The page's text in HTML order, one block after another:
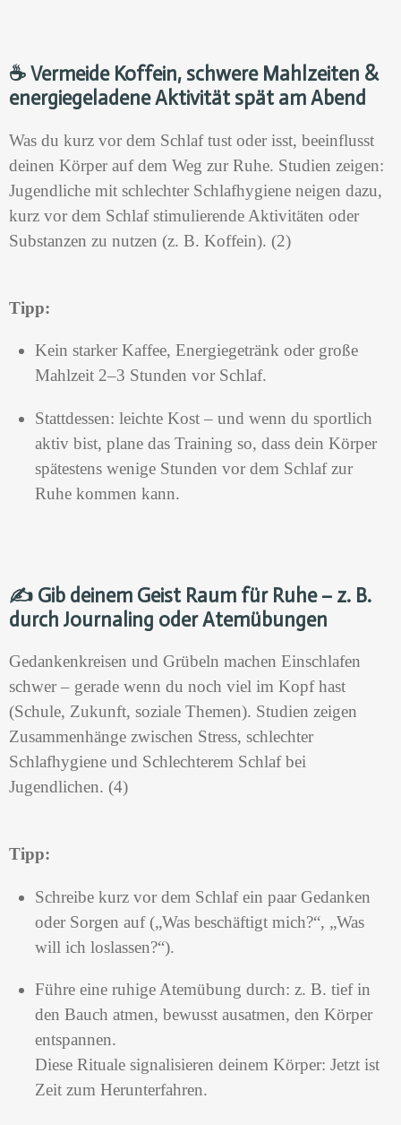
☕Vermeide Koffein, schwere Mahlzeiten &
energiegeladene Aktivität spät am Abend
Was du kurz vor dem Schlaf tust oder isst, beeinflusst
deinen Körper auf dem Weg zur Ruhe. Studien zeigen:
Jugendliche mit schlechter Schlafhygiene neigen dazu,
kurz vor dem Schlaf stimulierende Aktivitäten oder
Substanzen zu nutzen (z. B. Koffein). (2)
Tipp:
Kein starker Kaffee, Energiegetränk oder große
Mahlzeit 2–3 Stunden vor Schlaf.
Stattdessen: leichte Kost – und wenn du sportlich
aktiv bist, plane das Training so, dass dein Körper
spätestens wenige Stunden vor dem Schlaf zur
Ruhe kommen kann.
✍️ Gib deinem Geist Raum für Ruhe – z. B.
durch Journaling oder Atemübungen
Gedankenkreisen und Grübeln machen Einschlafen
schwer – gerade wenn du noch viel im Kopf hast
(Schule, Zukunft, soziale Themen). Studien zeigen
Zusammenhänge zwischen Stress, schlechter
Schlafhygiene und Schlechterem Schlaf bei
Jugendlichen. (4)
Tipp:
Schreibe kurz vor dem Schlaf ein paar Gedanken
oder Sorgen auf („Was beschäftigt mich?“, „Was
will ich loslassen?“).
Führe eine ruhige Atemübung durch: z. B. tief in
den Bauch atmen, bewusst ausatmen, den Körper
entspannen.
Diese Rituale signalisieren deinem Körper: Jetzt ist
Zeit zum Herunterfahren.